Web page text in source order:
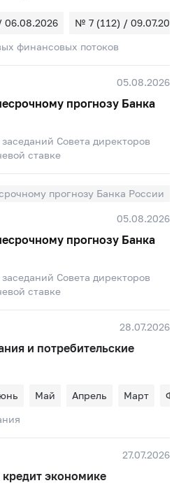
№ 7 (112) / 09.07.2026
финансовых потоков
05.08.2026
прогнозу Банка
Совета директоров
ставке
прогнозу Банка России
05.08.2026
прогнозу Банка
Совета директоров
ставке
28.07.2026
и потребительские
Май Апрель Март
27.07.2026
экономике